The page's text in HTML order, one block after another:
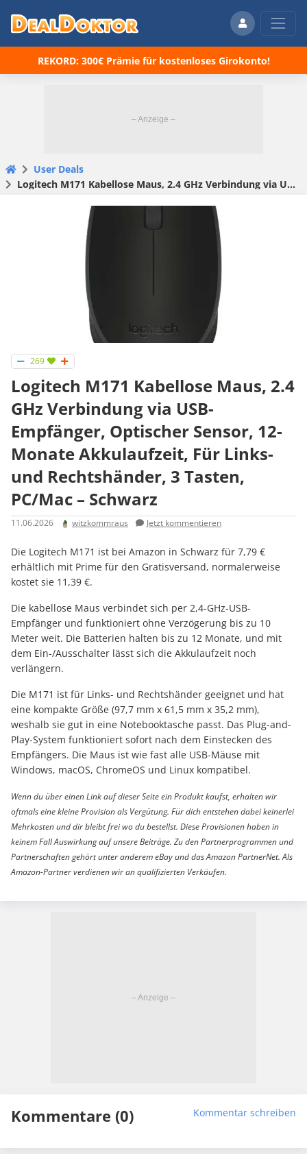
REKORD: 300€ Prämie für kostenloses Girokonto!
User Deals
Logitech M171 Kabellose Maus, 2.4 GHz Verbindung via USB-Empfänger, Optischer Sensor, 12-Monate Akkulaufzeit, Für Links- und Rechtshänder, 3 Tasten, PC/Mac – Schwarz
269
Logitech M171 Kabellose Maus, 2.4
GHz Verbindung via USB-
Empfänger, Optischer Sensor, 12-
Monate Akkulaufzeit, Für Links-
und Rechtshänder, 3 Tasten,
PC/Mac – Schwarz
11.06.2026 witzkommraus Jetzt kommentieren
Die Logitech M171 ist bei Amazon in Schwarz für 7,79 €
erhältlich mit Prime für den Gratisversand, normalerweise
kostet sie 11,39 €.
Die kabellose Maus verbindet sich per 2,4-GHz-USB-
Empfänger und funktioniert ohne Verzögerung bis zu 10
Meter weit. Die Batterien halten bis zu 12 Monate, und mit
dem Ein-/Ausschalter lässt sich die Akkulaufzeit noch
verlängern.
Die M171 ist für Links- und Rechtshänder geeignet und hat
eine kompakte Größe (97,7 mm x 61,5 mm x 35,2 mm),
weshalb sie gut in eine Notebooktasche passt. Das Plug-and-
Play-System funktioniert sofort nach dem Einstecken des
Empfängers. Die Maus ist wie fast alle USB-Mäuse mit
Windows, macOS, ChromeOS und Linux kompatibel.
Wenn du über einen Link auf dieser Seite ein Produkt kaufst, erhalten wir
oftmals eine kleine Provision als Vergütung. Für dich entstehen dabei keinerlei
Mehrkosten und dir bleibt frei wo du bestellst. Diese Provisionen haben in
keinem Fall Auswirkung auf unsere Beiträge. Zu den Partnerprogrammen und
Partnerschaften gehört unter anderem eBay und das Amazon PartnerNet. Als
Amazon-Partner verdienen wir an qualifizierten Verkäufen.
Kommentare (0) Kommentar schreiben